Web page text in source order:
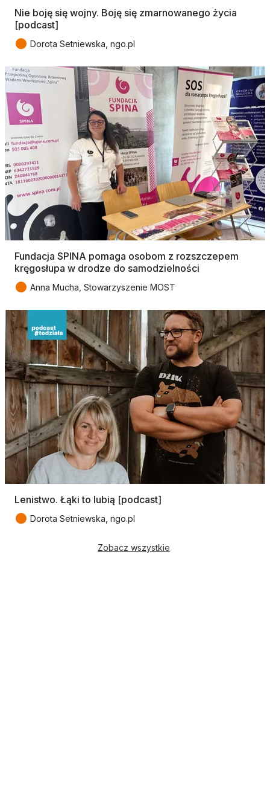
Nie boję się wojny. Boję się zmarnowanego życia
[podcast]
● Dorota Setniewska, ngo.pl
Fundacja SPINA pomaga osobom z rozszczepem
kręgosłupa w drodze do samodzielności
● Anna Mucha, Stowarzyszenie MOST
Lenistwo. Łąki to lubią [podcast]
● Dorota Setniewska, ngo.pl
Zobacz wszystkie